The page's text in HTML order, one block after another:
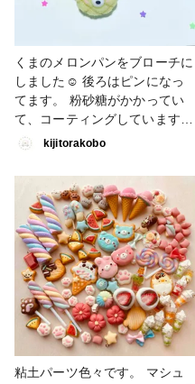
くまのメロンパンをブローチに
しました☺️ 後ろはピンになっ
てます。 粉砂糖がかかってい
て、コーティングしています
が、触った際にザラザラした触
擦ったりすると粉砂糖が取れて
しまうことがあります。 チョ
コ味のメロンパンもあります✨
#レジン #レジンアクセサリー
#レジンスイーツ #フェイクス
イーツ #ハンドメイド #レジン
作家さんと繋がりたい #レジン
ブローチ #ハンドメイドデイズ
#ハンドメイドデイズ門司港 #
春の作品コンテスト2025
kijitorakobo
粘土パーツ色々です。 マシュ